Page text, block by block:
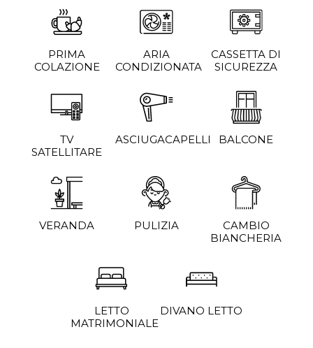
PRIMA
COLAZIONE
ARIA
CONDIZIONATA
CASSETTA DI
SICUREZZA
TV
SATELLITARE
ASCIUGACAPELLI BALCONE
VERANDA PULIZIA
CAMBIO
BIANCHERIA
LETTO
MATRIMONIALE
DIVANO LETTO